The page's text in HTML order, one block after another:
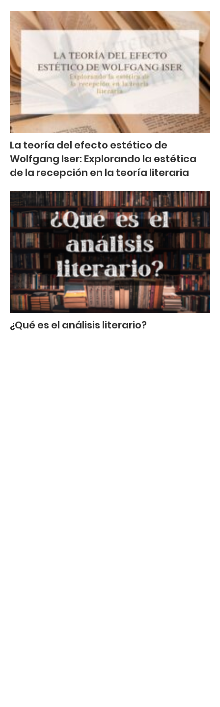
La teoría del efecto estético de
Wolfgang Iser: Explorando la estética
de la recepción en la teoría literaria
¿Qué es el análisis literario?